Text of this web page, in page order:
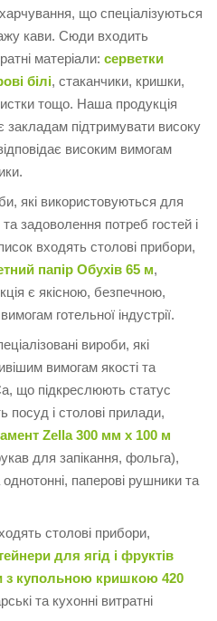
що спеціалізуються
кави. Сюди входить
матеріали: серветки
білі, стаканчики, кришки,
тощо. Наша продукція
закладам підтримувати високу
високим вимогам
які використовуються для
задоволення потреб гостей і
входять столові прибори,
папір Обухів 65 м,
є якісною, безпечною,
готельної індустрії.
вироби, які
вимогам якості та
що підкреслюють статус
посуд і столові прилади,
Zella 300 мм х 100 м
для запікання, фольга),
паперові рушники та
столові прибори,
для ягід і фруктів
з купольною кришкою 420
та кухонні витратні